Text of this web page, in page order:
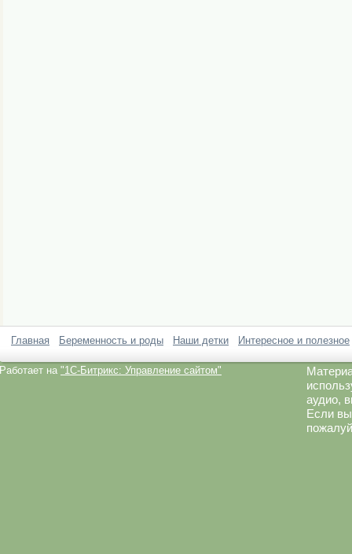
Главная Беременность и роды Наши детки Интересное и полезное
Работает на "1C-Битрикс: Управление сайтом"
аудио,
Если вы